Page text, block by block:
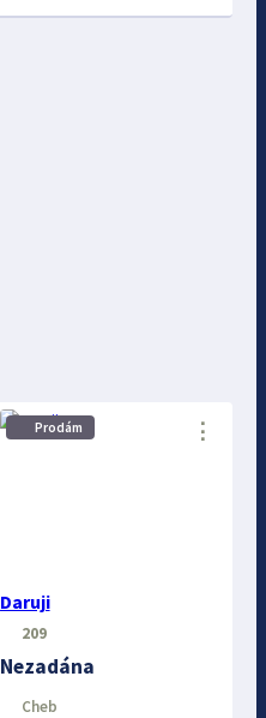
Prodám
Daruji
⋮
209
Nezadána
Cheb